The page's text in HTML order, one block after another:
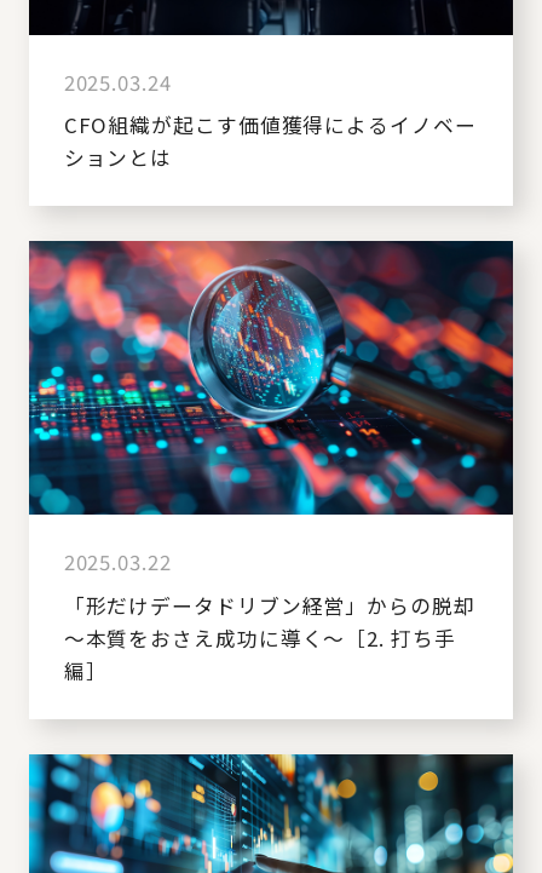
2025.03.24
CFO組織が起こす価値獲得によるイノベー
ションとは
2025.03.22
「形だけデータドリブン経営」からの脱却
～本質をおさえ成功に導く～［2. 打ち手
編］